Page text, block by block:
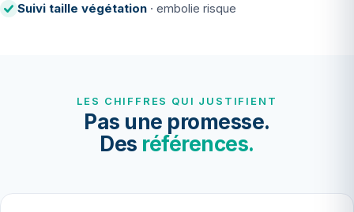
Suivi taille végétation · embolie risque
LES CHIFFRES QUI JUSTIFIENT
Pas une promesse.
Des références.